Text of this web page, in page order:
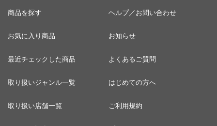
商品を探す
お気に入り商品
最近チェックした商品
取り扱いジャンル一覧
取り扱い店舗一覧
ヘルプ／お問い合わせ
お知らせ
よくあるご質問
はじめての方へ
ご利用規約